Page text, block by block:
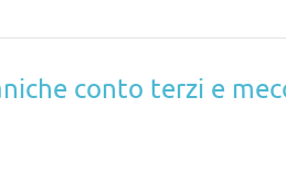
conto terzi e